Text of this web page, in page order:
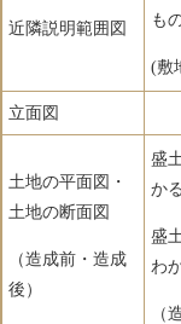
近隣説明範囲図
も
(敷
立面図
土地の平面図・
土地の断面図
（造成前・造成
後）
盛
か
盛
わ
（